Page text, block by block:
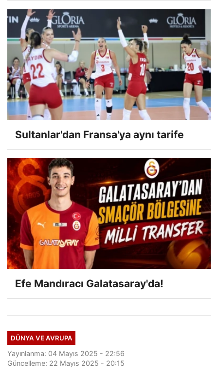
Sultanlar'dan Fransa'ya aynı tarife
Efe Mandıracı Galatasaray'da!
DÜNYA VE AVRUPA
Yayınlanma: 04 Mayıs 2025 - 22:56
Güncelleme: 22 Mayıs 2025 - 20:15